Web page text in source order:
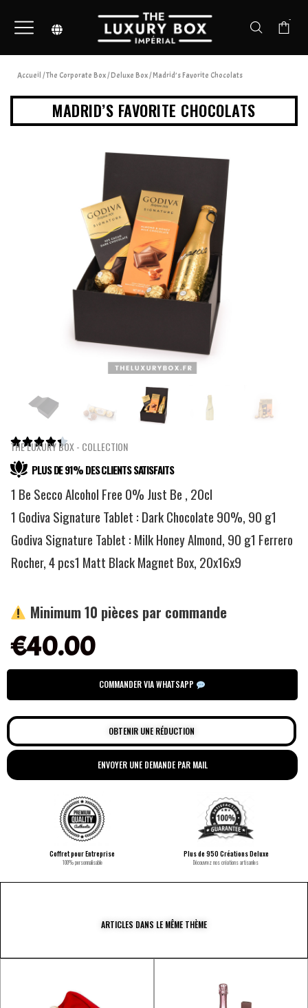
-
Accueil /The Corporate Box/Deluxe Box/ Madrid’s Favorite Chocolats
MADRID’S FAVORITE CHOCOLATS

THE LUXURY BOX - COLLECTION
PLUS DE 91% DES CLIENTS SATISFAITS
1 Be Secco Alcohol Free 0% Just Be , 20cl
1 Godiva Signature Tablet : Dark Chocolate 90%, 90 g1
Godiva Signature Tablet : Milk Honey Almond, 90 g1 Ferrero
Rocher, 4 pcs1 Matt Black Magnet Box, 20x16x9
Minimum 10 pièces par commande
€40.00
COMMANDER VIA WHATSAPP
OBTENIR UNE RÉDUCTION
ENVOYER UNE DEMANDE PAR MAIL
Coffret pour Entreprise
100% personnalisable
Plus de 950 Créations Deluxe
Découvrez nos créations artisanles
ARTICLES DANS LE MÊME THÈME